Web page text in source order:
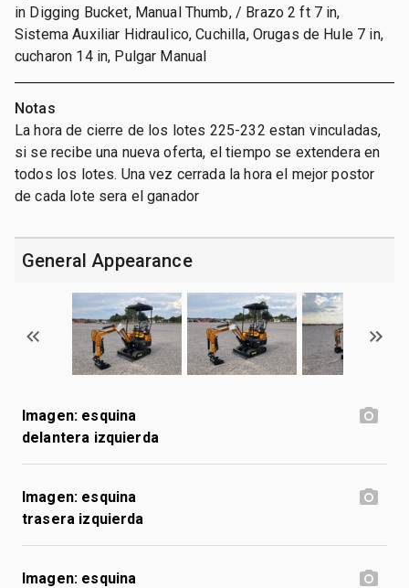
in Digging Bucket, Manual Thumb, / Brazo 2 ft 7 in,
Sistema Auxiliar Hidraulico, Cuchilla, Orugas de Hule 7 in,
cucharon 14 in, Pulgar Manual
Notas
La hora de cierre de los lotes 225-232 estan vinculadas,
si se recibe una nueva oferta, el tiempo se extendera en
todos los lotes. Una vez cerrada la hora el mejor postor
de cada lote sera el ganador
General Appearance
Imagen: esquina
delantera izquierda
Imagen: esquina
trasera izquierda
Imagen: esquina